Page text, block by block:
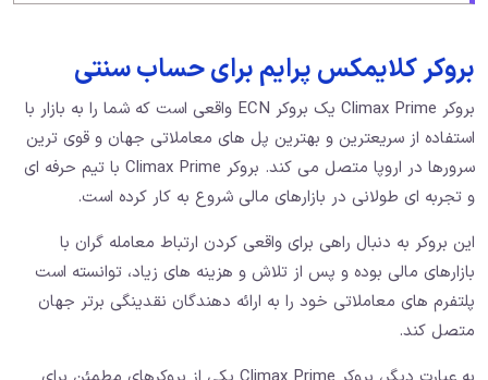
بروکر کلایمکس پرایم برای حساب سنتی
بروکر Climax Prime یک بروکر ECN واقعی است که شما را به بازار با
استفاده از سریعترین و بهترین پل های معاملاتی جهان و قوی ‌ترین
سرورها در اروپا متصل می ‌کند. بروکر Climax Prime با تیم حرفه ‌ای
و تجربه‌ ای طولانی در بازارهای مالی شروع به کار کرده است.
این بروکر به دنبال راهی برای واقعی کردن ارتباط معامله‌ گران با
بازارهای مالی بوده و پس از تلاش و هزینه‌ های زیاد، توانسته است
پلتفرم ‌های معاملاتی خود را به ارائه دهندگان نقدینگی برتر جهان
متصل کند.